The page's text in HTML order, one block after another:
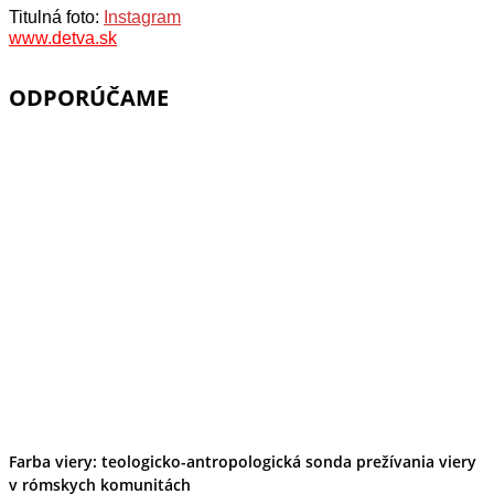
Titulná foto: Instagram
www.detva.sk
ODPORÚČAME
Farba viery: teologicko-antropologická sonda prežívania viery
v rómskych komunitách